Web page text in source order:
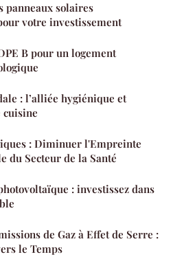
panneaux solaires
votre investissement
B pour un logement
: l’alliée hygiénique et
cuisine
: Diminuer l'Empreinte
du Secteur de la Santé
: investissez dans
de Gaz à Effet de Serre :
le Temps